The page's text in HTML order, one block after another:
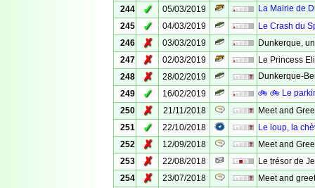
244
✓ 05/03/2019
La Mairie de
245
✓ 04/03/2019
Le Crash du
246
✗ 03/03/2019
Dunkerque,
247
✗ 02/03/2019
Le Princess
248
✗ 28/02/2019
Dunkerque-
249
✓ 16/02/2019
🚲 🚲 Le
250
✗ 21/11/2018
Meet and
251
✓ 22/10/2018
Le loup, la
252
✗ 12/09/2018
Meet and
253
✗ 22/08/2018
Le trésor de
254
✗ 23/07/2018
Meet and